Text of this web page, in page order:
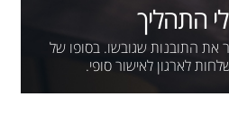
התהליך
את התובנות שגובשו. בסופו של
לארגון לאישור סופי.